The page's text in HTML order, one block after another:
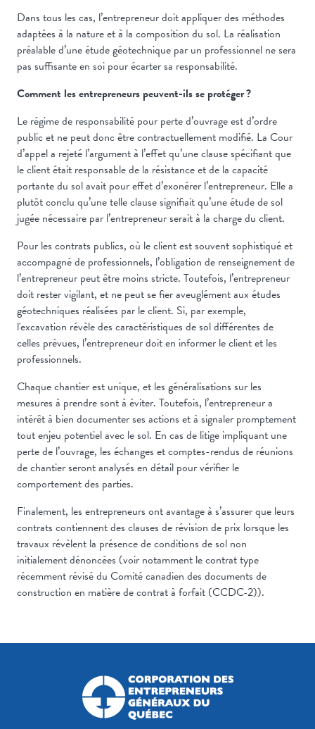
Dans tous les cas, l’entrepreneur doit appliquer des méthodes
adaptées à la nature et à la composition du sol. La réalisation
préalable d’une étude géotechnique par un professionnel ne sera
pas suffisante en soi pour écarter sa responsabilité.
Comment les entrepreneurs peuvent-ils se protéger ?
Le régime de responsabilité pour perte d’ouvrage est d’ordre
public et ne peut donc être contractuellement modifié. La Cour
d’appel a rejeté l’argument à l’effet qu’une clause spécifiant que
le client était responsable de la résistance et de la capacité
portante du sol avait pour effet d’exonérer l’entrepreneur. Elle a
plutôt conclu qu’une telle clause signifiait qu’une étude de sol
jugée nécessaire par l’entrepreneur serait à la charge du client.
Pour les contrats publics, où le client est souvent sophistiqué et
accompagné de professionnels, l’obligation de renseignement de
l’entrepreneur peut être moins stricte. Toutefois, l’entrepreneur
doit rester vigilant, et ne peut se fier aveuglément aux études
géotechniques réalisées par le client. Si, par exemple,
l'excavation révèle des caractéristiques de sol différentes de
celles prévues, l’entrepreneur doit en informer le client et les
professionnels.
Chaque chantier est unique, et les généralisations sur les
mesures à prendre sont à éviter. Toutefois, l’entrepreneur a
intérêt à bien documenter ses actions et à signaler promptement
tout enjeu potentiel avec le sol. En cas de litige impliquant une
perte de l’ouvrage, les échanges et comptes-rendus de réunions
de chantier seront analysés en détail pour vérifier le
comportement des parties.
Finalement, les entrepreneurs ont avantage à s’assurer que leurs
contrats contiennent des clauses de révision de prix lorsque les
travaux révèlent la présence de conditions de sol non
initialement dénoncées (voir notamment le contrat type
récemment révisé du Comité canadien des documents de
construction en matière de contrat à forfait (CCDC-2)).